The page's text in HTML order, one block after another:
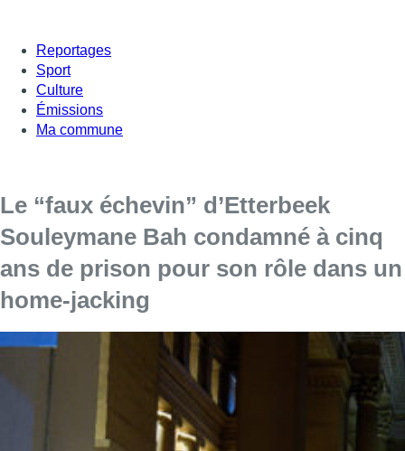
Reportages
Sport
Culture
Émissions
Ma commune
Le “faux échevin” d’Etterbeek
Souleymane Bah condamné à cinq
ans de prison pour son rôle dans un
home-jacking